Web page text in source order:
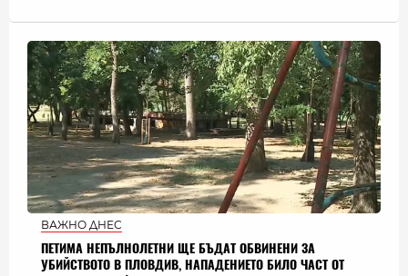
ВАЖНО ДНЕС
ПЕТИМА НЕПЪЛНОЛЕТНИ ЩЕ БЪДАТ ОБВИНЕНИ ЗА
УБИЙСТВОТО В ПЛОВДИВ, НАПАДЕНИЕТО БИЛО ЧАСТ ОТ